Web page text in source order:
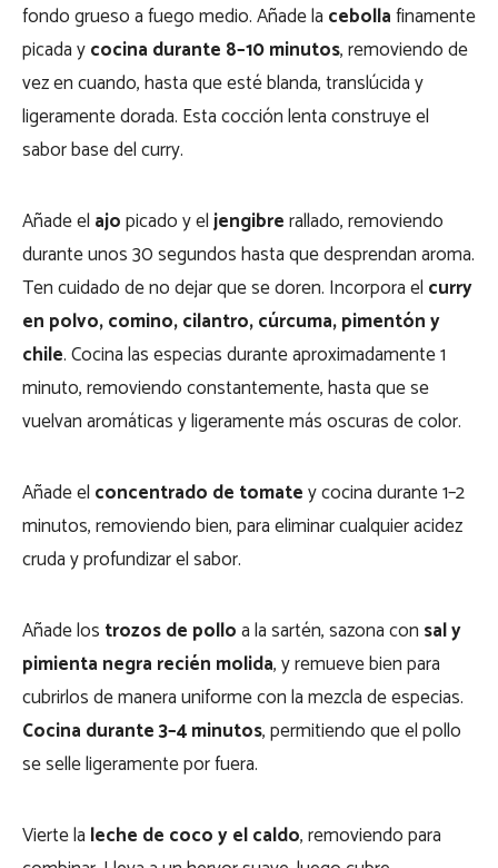
fondo grueso a fuego medio. Añade la cebollafinamente
picada ycocina durante 8–10 minutos, removiendo de
vez en cuando, hasta que esté blanda, translúcida y
ligeramente dorada. Esta cocción lenta construye el
sabor base del curry.
Añade el ajopicado y eljengibrerallado, removiendo
durante unos 30 segundos hasta que desprendan aroma.
Ten cuidado de no dejar que se doren. Incorpora el curry
en polvo, comino, cilantro, cúrcuma, pimentón y
chile. Cocina las especias durante aproximadamente 1
minuto, removiendo constantemente, hasta que se
vuelvan aromáticas y ligeramente más oscuras de color.
Añade el concentrado de tomatey cocina durante 1–2
minutos, removiendo bien, para eliminar cualquier acidez
cruda y profundizar el sabor.
Añade los trozos de polloa la sartén, sazona con sal y
pimienta negra recién molida, y remueve bien para
cubrirlos de manera uniforme con la mezcla de especias.
Cocina durante 3–4 minutos, permitiendo que el pollo
se selle ligeramente por fuera.
Vierte la leche de coco y el caldo, removiendo para